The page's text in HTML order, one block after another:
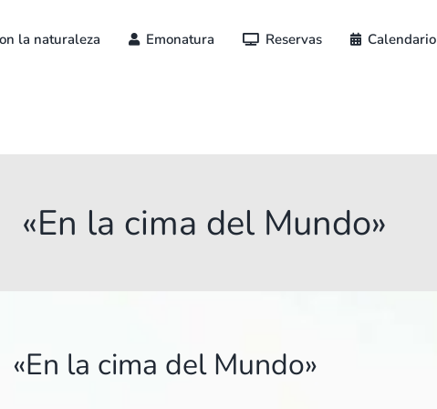
la naturaleza Emonatura Reservas Calendario
«En la cima del Mundo»
«En la cima del Mundo»